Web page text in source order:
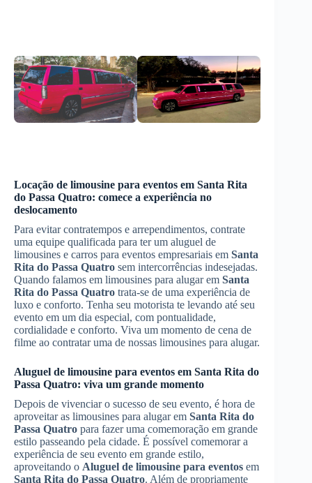
Locação de limousine para eventos em Santa Rita
do Passa Quatro: comece a experiência no
deslocamento
Para evitar contratempos e arrependimentos, contrate
uma equipe qualificada para ter um aluguel de
limousines e carros para eventos empresariais em Santa
Rita do Passa Quatro sem intercorrências indesejadas.
Quando falamos em limousines para alugar em Santa
Rita do Passa Quatro trata-se de uma experiência de
luxo e conforto. Tenha seu motorista te levando até seu
evento em um dia especial, com pontualidade,
cordialidade e conforto. Viva um momento de cena de
filme ao contratar uma de nossas limousines para alugar.
Aluguel de limousine para eventos em Santa Rita do
Passa Quatro: viva um grande momento
Depois de vivenciar o sucesso de seu evento, é hora de
aproveitar as limousines para alugar em Santa Rita do
Passa Quatro para fazer uma comemoração em grande
estilo passeando pela cidade. É possível comemorar a
experiência de seu evento em grande estilo,
aproveitando o Aluguel de limousine para eventos em
Santa Rita do Passa Quatro. Além de propriamente